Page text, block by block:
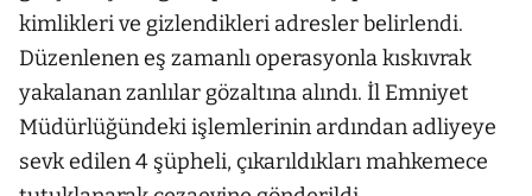
kimlikleri ve gizlendikleri adresler belirlendi.
Düzenlenen eş zamanlı operasyonla kıskıvrak
yakalanan zanlılar gözaltına alındı. İl Emniyet
Müdürlüğündeki işlemlerinin ardından adliyeye
sevk edilen 4 şüpheli, çıkarıldıkları mahkemece